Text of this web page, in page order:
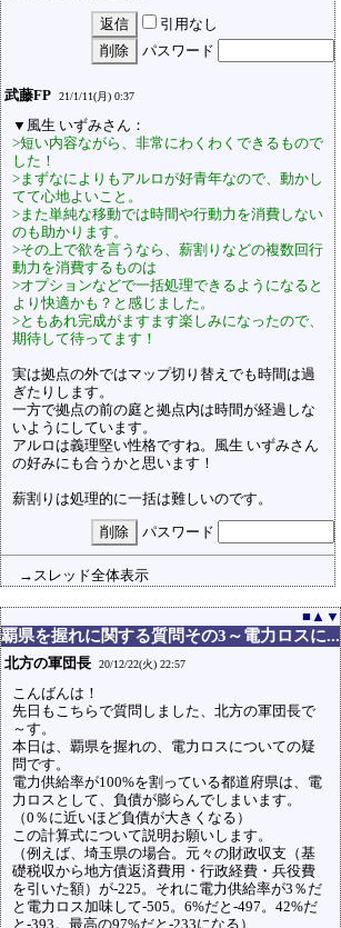
引用なし
パスワード
武藤FP 21/1/11(月) 0:37
▼風生 いずみさん：
>短い内容ながら、非常にわくわくできるもので
した！
>まずなによりもアルロが好青年なので、動かし
てて心地よいこと。
>また単純な移動では時間や行動力を消費しない
のも助かります。
>その上で欲を言うなら、薪割りなどの複数回行
動力を消費するものは
>オプションなどで一括処理できるようになると
より快適かも？と感じました。
>ともあれ完成がますます楽しみになったので、
期待して待ってます！
実は拠点の外ではマップ切り替えでも時間は過
ぎたりします。
一方で拠点の前の庭と拠点内は時間が経過しな
いようにしています。
アルロは義理堅い性格ですね。風生 いずみさん
の好みにも合うかと思います！
薪割りは処理的に一括は難しいのです。
パスワード
→スレッド全体表示
■ ▲ ▼
覇県を握れに関する質問その3～電力ロスに...
北方の軍団長 20/12/22(火) 22:57
こんばんは！
先日もこちらで質問しました、北方の軍団長で
～す。
本日は、覇県を握れの、電力ロスについての疑
問です。
電力供給率が100%を割っている都道府県は、電
力ロスとして、負債が膨らんでしまいます。
（0％に近いほど負債が大きくなる）
この計算式について説明お願いします。
（例えば、埼玉県の場合。元々の財政収支（基
礎税収から地方債返済費用・行政経費・兵役費
を引いた額）が-225。それに電力供給率が3％だ
と電力ロス加味して-505。6%だと-497。42%だ
と-393。最高の97%だと-233になる）